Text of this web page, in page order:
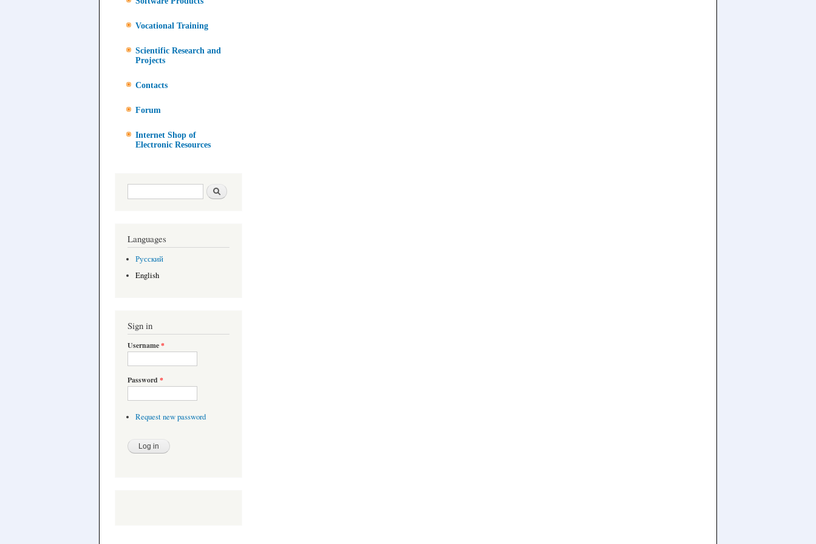
Vocational Training
Scientific Research and
Projects
Contacts
Forum
Internet Shop of
Electronic Resources
Search form Search
Languages
Русский
English
Sign in
Username*
Password *
Request new password